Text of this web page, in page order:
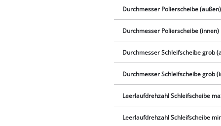
Durchmesser Polierscheibe (außen)
Durchmesser Polierscheibe (innen)
Durchmesser Schleifscheibe grob
Durchmesser Schleifscheibe grob
Leerlaufdrehzahl Schleifscheibe
Leerlaufdrehzahl Schleifscheibe